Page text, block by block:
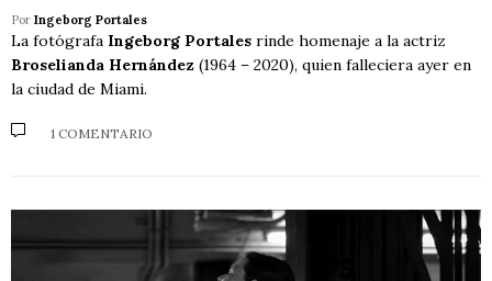
Por Ingeborg Portales
La fotógrafa Ingeborg Portales rinde homenaje a la actriz
Broselianda Hernández (1964 – 2020), quien falleciera ayer en
la ciudad de Miami.
1 COMENTARIO